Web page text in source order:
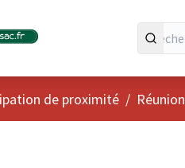
de proximité /